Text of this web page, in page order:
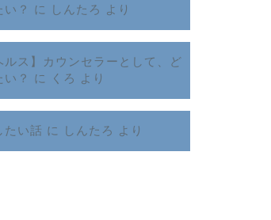
？
に しんたろ より
ルス】カウンセラーとして、ど
？
に くろ より
たい話 に しんたろ より